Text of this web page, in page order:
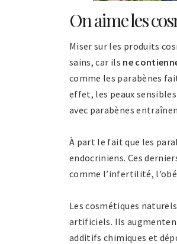
On aime les
Miser sur les produits
sains, car ils ne
comme les parabènes
effet, les peaux
avec parabènes
À part le fait que les
endocriniens. Ces
comme l’infertilité,
Les cosmétiques naturels
artificiels. Ils
additifs chimiques et